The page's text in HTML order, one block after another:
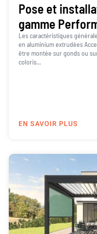
Pose et
gamme
Les caractéristiques
en aluminium extrudées
être montée sur gonds ou
coloris...
EN SAVOIR PLUS